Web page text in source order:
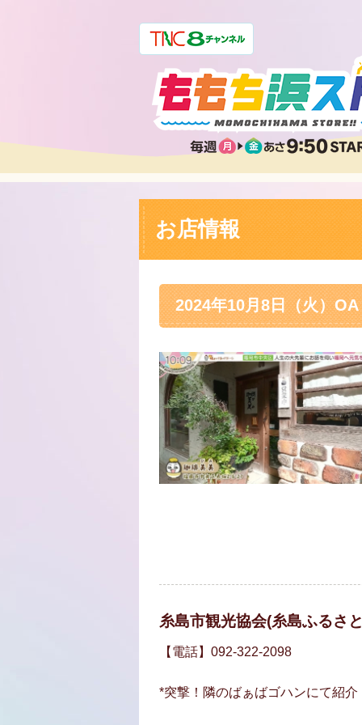
お店情報
2024年10月8日（火）OA
糸島市観光協会(糸島ふるさ
【電話】092-322-2098
*突撃！隣のばぁばゴハンにて紹介